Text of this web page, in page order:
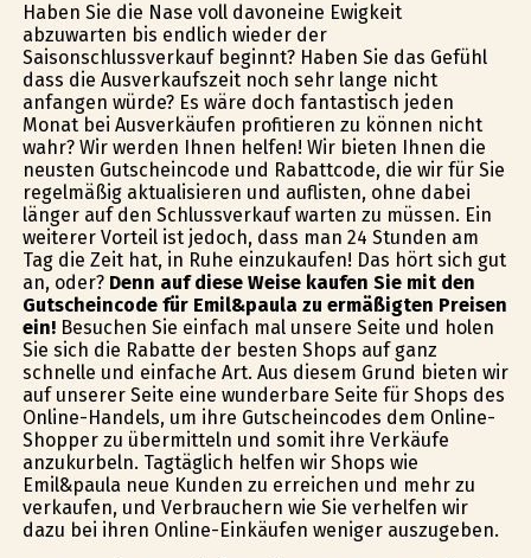
Haben Sie die Nase voll davoneine Ewigkeit
abzuwarten bis endlich wieder der
Saisonschlussverkauf beginnt? Haben Sie das Gefühl
dass die Ausverkaufszeit noch sehr lange nicht
anfangen würde? Es wäre doch fantastisch jeden
Monat bei Ausverkäufen profitieren zu können nicht
wahr? Wir werden Ihnen helfen! Wir bieten Ihnen die
neusten Gutscheincode und Rabattcode, die wir für Sie
regelmäßig aktualisieren und auflisten, ohne dabei
länger auf den Schlussverkauf warten zu müssen. Ein
weiterer Vorteil ist jedoch, dass man 24 Stunden am
Tag die Zeit hat, in Ruhe einzukaufen! Das hört sich gut
an, oder? Denn auf diese Weise kaufen Sie mit den
Gutscheincode für Emil&paula zu ermäßigten Preisen
ein!Besuchen Sie einfach mal unsere Seite und holen
Sie sich die Rabatte der besten Shops auf ganz
schnelle und einfache Art. Aus diesem Grund bieten wir
auf unserer Seite eine wunderbare Seite für Shops des
Online-Handels, um ihre Gutscheincodes dem Online-
Shopper zu übermitteln und somit ihre Verkäufe
anzukurbeln. Tagtäglich helfen wir Shops wie
Emil&paula neue Kunden zu erreichen und mehr zu
verkaufen, und Verbrauchern wie Sie verhelfen wir
dazu bei ihren Online-Einkäufen weniger auszugeben.